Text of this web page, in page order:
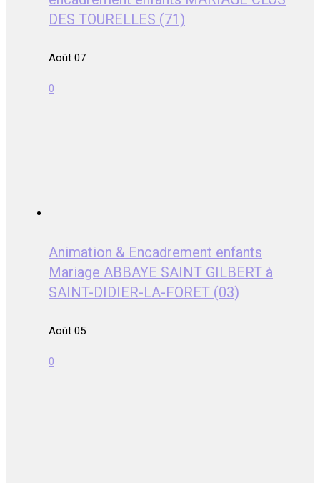
DES TOURELLES (71)
Août 07
0
Animation & Encadrement enfants
Mariage ABBAYE SAINT GILBERT à
SAINT-DIDIER-LA-FORET (03)
Août 05
0